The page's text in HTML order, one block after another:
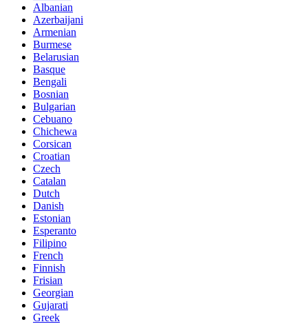
Albanian
Azerbaijani
Armenian
Burmese
Belarusian
Basque
Bengali
Bosnian
Bulgarian
Cebuano
Chichewa
Corsican
Croatian
Czech
Catalan
Dutch
Danish
Estonian
Esperanto
Filipino
French
Finnish
Frisian
Georgian
Gujarati
Greek